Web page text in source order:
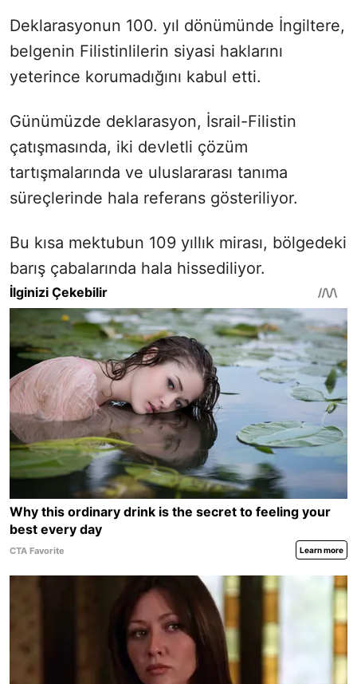
Deklarasyonun 100. yıl dönümünde İngiltere,
belgenin Filistinlilerin siyasi haklarını
yeterince korumadığını kabul etti.
Günümüzde deklarasyon, İsrail-Filistin
çatışmasında, iki devletli çözüm
tartışmalarında ve uluslararası tanıma
süreçlerinde hala referans gösteriliyor.
Bu kısa mektubun 109 yıllık mirası, bölgedeki
barış çabalarında hala hissediliyor.